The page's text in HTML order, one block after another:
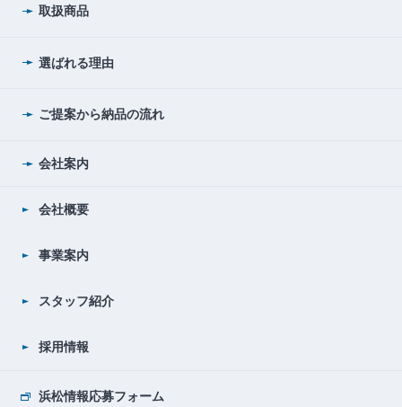
取扱商品
選ばれる理由
ご提案から納品の流れ
会社案内
会社概要
事業案内
スタッフ紹介
採用情報
浜松情報応募フォーム